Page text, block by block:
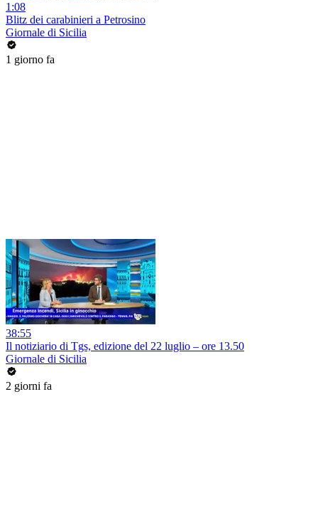
1:08
Blitz dei carabinieri a Petrosino
Giornale di Sicilia
1 giorno fa
38:55
Il notiziario di Tgs, edizione del 22 luglio – ore 13.50
Giornale di Sicilia
2 giorni fa